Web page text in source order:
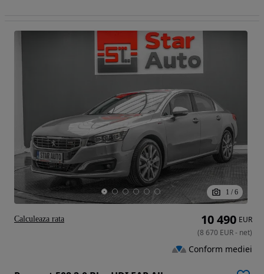
1 / 6
10 490 EUR
(8 670 EUR- net)
Conform mediei
Calculeaza rata